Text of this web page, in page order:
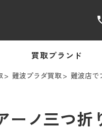
買取ブランド
難波プラダ買取
難波店で
ーノ三つ